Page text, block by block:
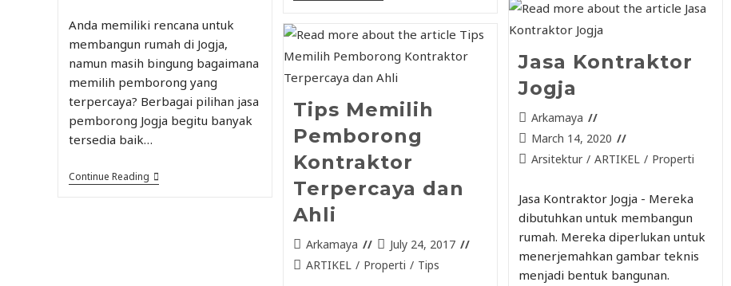
Anda memiliki rencana untuk
membangun rumah di Jogja,
namun masih bingung bagaimana
memilih pemborong yang
terpercaya? Berbagai pilihan jasa
pemborong Jogja begitu banyak
tersedia baik…
Continue Reading
Jasa Kontraktor
Jogja
Arkamaya
March 14, 2020
Arsitektur / ARTIKEL / Properti
Jasa Kontraktor Jogja - Mereka
dibutuhkan untuk membangun
rumah. Mereka diperlukan untuk
menerjemahkan gambar teknis
menjadi bentuk bangunan.
Tips Memilih
Pemborong
Kontraktor
Terpercaya dan
Ahli
Arkamaya
July 24, 2017
ARTIKEL / Properti / Tips